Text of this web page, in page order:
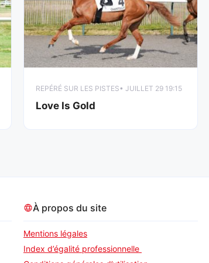
REPÉRÉ SUR LES PISTES• JUILLET 29 19:15
Love Is Gold
À propos du site
Mentions légales
Index d’égalité professionnelle